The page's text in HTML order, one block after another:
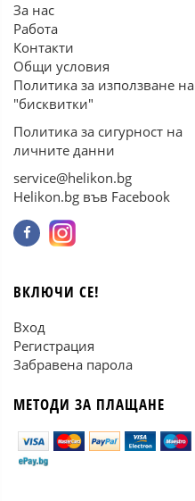
За нас
Работа
Контакти
Общи условия
Политика за използване на
"бисквитки"
Политика за сигурност на
личните данни
service@helikon.bg
Helikon.bg във Facebook
ВКЛЮЧИ СЕ!
Вход
Регистрация
Забравена парола
МЕТОДИ ЗА ПЛАЩАНЕ